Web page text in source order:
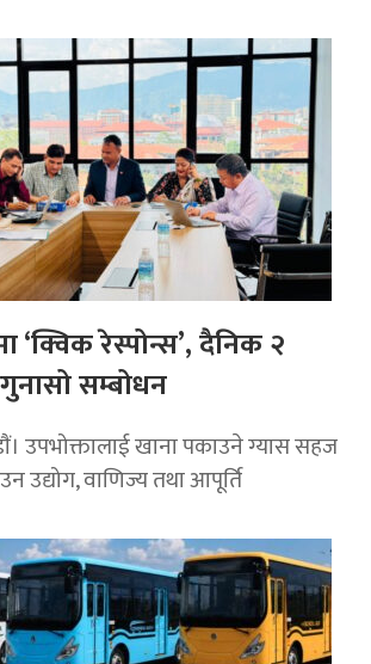
‘क्विक रेस्पोन्स’, दैनिक २
सम्बोधन
उपभोक्तालाई खाना पकाउने ग्यास सहज
उद्योग, वाणिज्य तथा आपूर्ति